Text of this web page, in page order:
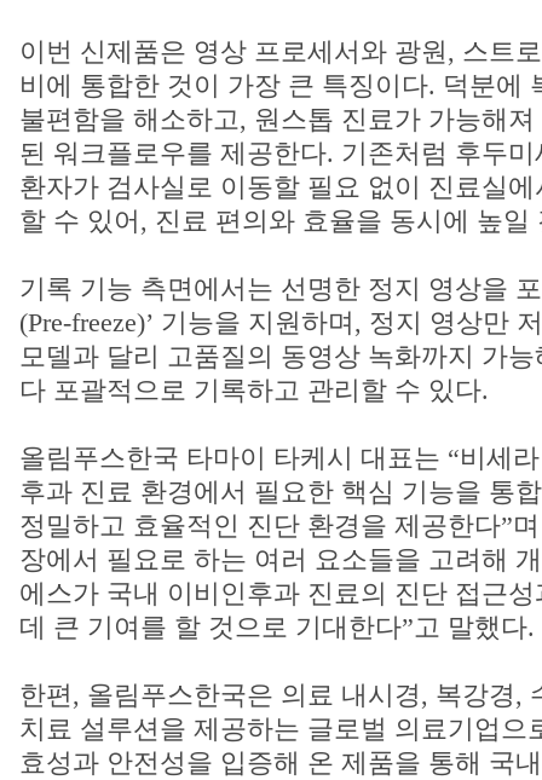
이번 신제품은 영상 프로세서와 광원, 스트
비에 통합한 것이 가장 큰 특징이다. 덕분에
불편함을 해소하고, 원스톱 진료가 가능해
된 워크플로우를 제공한다. 기존처럼 후두
환자가 검사실로 이동할 필요 없이 진료실
할 수 있어, 진료 편의와 효율을 동시에 높일
기록 기능 측면에서는 선명한 정지 영상을
(Pre-freeze)’ 기능을 지원하며, 정지 영상만
모델과 달리 고품질의 동영상 녹화까지 가
다 포괄적으로 기록하고 관리할 수 있다.
올림푸스한국 타마이 타케시 대표는 “비세
후과 진료 환경에서 필요한 핵심 기능을 통
정밀하고 효율적인 진단 환경을 제공한다”
장에서 필요로 하는 여러 요소들을 고려해
에스가 국내 이비인후과 진료의 진단 접근
데 큰 기여를 할 것으로 기대한다”고 말했다.
한편, 올림푸스한국은 의료 내시경, 복강경,
치료 설루션을 제공하는 글로벌 의료기업으
효성과 안전성을 입증해 온 제품을 통해 국